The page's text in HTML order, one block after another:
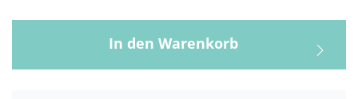
In den Warenkorb